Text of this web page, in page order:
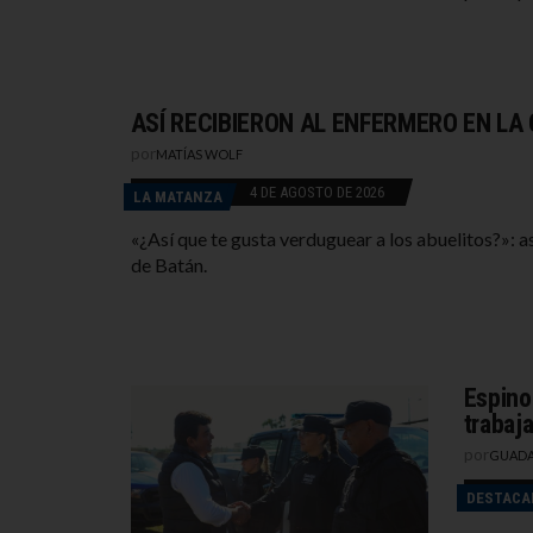
ASÍ RECIBIERON AL ENFERMERO EN
MATÍAS WOLF
LA MATANZA 4 DE AGOSTO DE 2026
«¿Así que te gusta verduguear a los abuelitos?»:
de Batán.